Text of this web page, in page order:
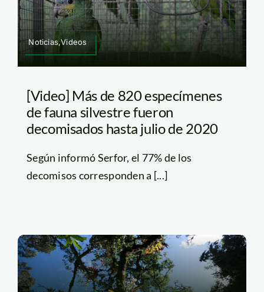
Noticias,Videos
[Video] Más de 820 especímenes
de fauna silvestre fueron
decomisados hasta julio de 2020
Según informó Serfor, el 77% de los
decomisos corresponden a [...]